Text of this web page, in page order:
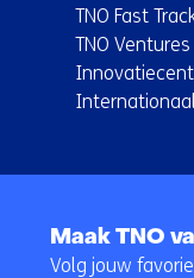
TNO Fast
TNO Ventures
Internationaal
Maak TNO
Volg jouw